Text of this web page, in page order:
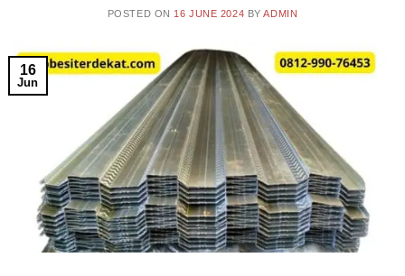
POSTED ON 16 JUNE 2024 BYADMIN
16
Jun